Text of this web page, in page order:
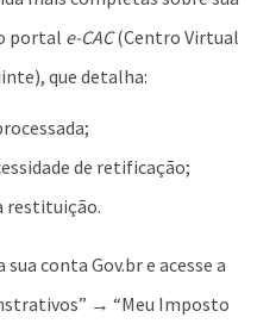
portal e-CAC(Centro Virtual
que detalha:
de retificação;
restituição.
conta Gov.br e acesse a
→ “Meu Imposto